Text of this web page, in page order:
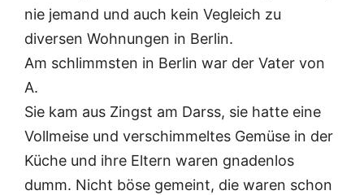
nie jemand und auch kein Vegleich zu
diversen Wohnungen in Berlin.
Am schlimmsten in Berlin war der Vater von
A.
Sie kam aus Zingst am Darss, sie hatte eine
Vollmeise und verschimmeltes Gemüse in der
Küche und ihre Eltern waren gnadenlos
dumm. Nicht böse gemeint, die waren schon